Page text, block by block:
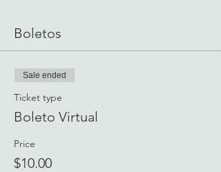
Boletos
Sale ended
Ticket type
Boleto Virtual
Price
$10.00